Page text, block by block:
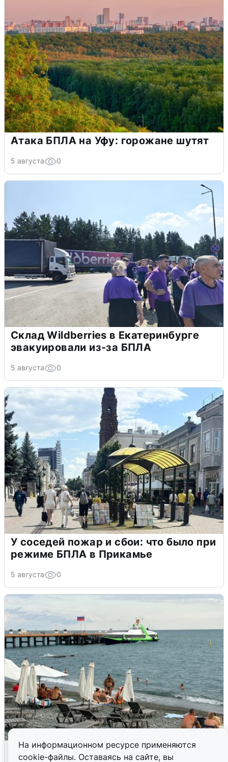
На информационном ресурсе применяются
cookie-файлы. Оставаясь на сайте, вы
Атака БПЛА на Уфу: горожане шутят
5 августа 0
Склад Wildberries в Екатеринбурге
эвакуировали из-за БПЛА
5 августа 0
У соседей пожар и сбои: что было при
режиме БПЛА в Прикамье
5 августа 0
Жители и туристы Сочи рассказали